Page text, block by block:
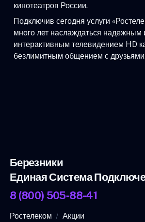
кинотеатров России.
Подключив сегодня услуги
много лет наслаждаться надежным
интерактивным телевидением HD
безлимитным общением с
Березники
Единая Система
8 (800) 505-88-41
Ростелеком
Акции